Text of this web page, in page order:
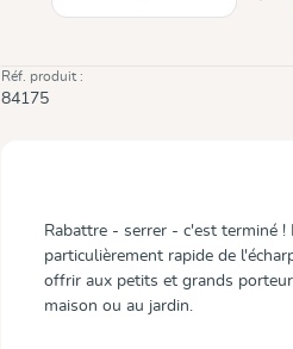
Réf. produit :
84175
Rabattre - serrer - c'est terminé !
particulièrement rapide de
offrir aux petits et grands
maison ou au jardin.